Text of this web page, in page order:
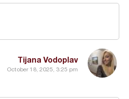
Tijana Vodoplav
October 18, 2025, 3:25 pm